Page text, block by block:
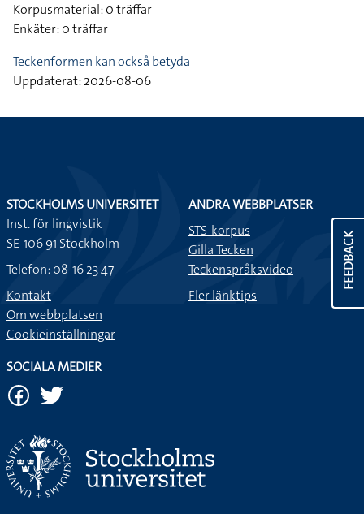
Korpusmaterial: 0 träffar
Enkäter: 0 träffar
Teckenformen kan också betyda
Uppdaterat: 2026-08-06
FEEDBACK
STOCKHOLMS UNIVERSITET
Inst. för lingvistik
SE-106 91 Stockholm
Telefon: 08-16 23 47
Kontakt
Om webbplatsen
Cookieinställningar
ANDRA WEBBPLATSER
STS-korpus
Gilla Tecken
Teckenspråksvideo
Fler länktips
SOCIALA MEDIER